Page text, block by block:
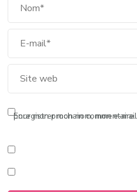
Enregistrer mon nom, mon e-mail et mon site dans le navigateur pour mon prochain commentaire.